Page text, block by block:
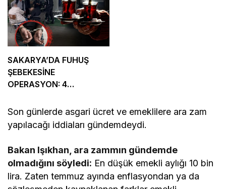
SAKARYA’DA FUHUŞ
ŞEBEKESİNE
OPERASYON: 4
Son günlerde asgari ücret ve emeklilere ara zam
yapılacağı iddiaları gündemdeydi.
Bakan Işıkhan, ara zammın gündemde
olmadığını söyledi: En düşük emekli aylığı 10 bin
lira. Zaten temmuz ayında enflasyondan ya da